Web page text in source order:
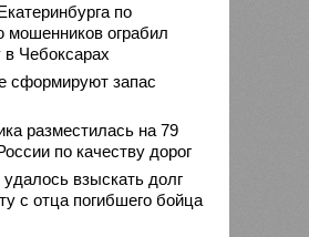
по
мошенников ограбил
в Чебоксарах
сформируют запас
разместилась на 79
по качеству дорог
удалось взыскать долг
с отца погибшего бойца